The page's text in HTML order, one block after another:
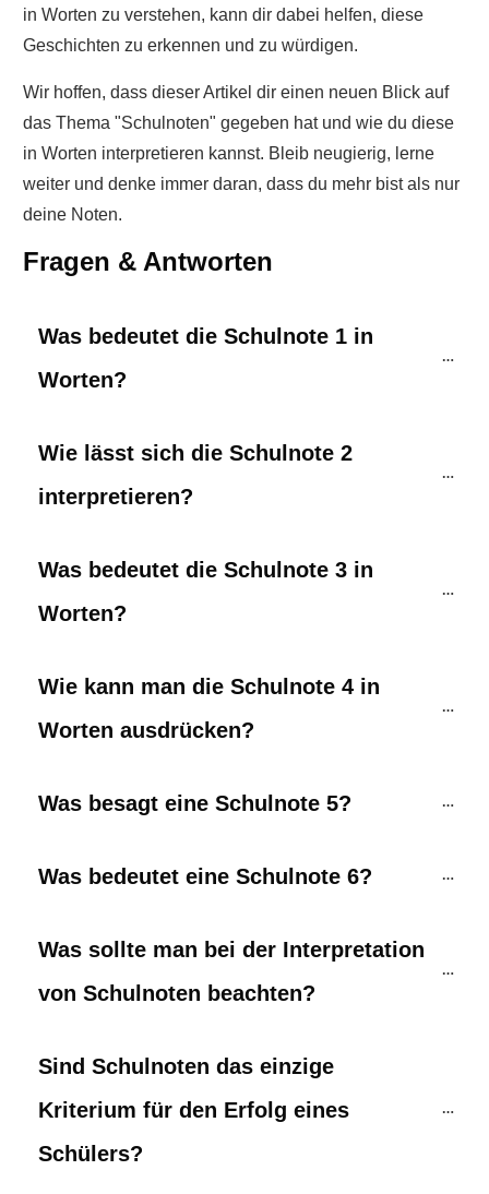
in Worten zu verstehen, kann dir dabei helfen, diese
Geschichten zu erkennen und zu würdigen.
Wir hoffen, dass dieser Artikel dir einen neuen Blick auf
das Thema "Schulnoten" gegeben hat und wie du diese
in Worten interpretieren kannst. Bleib neugierig, lerne
weiter und denke immer daran, dass du mehr bist als nur
deine Noten.
Fragen & Antworten
Was bedeutet die Schulnote 1 in
Worten?
Wie lässt sich die Schulnote 2
interpretieren?
Was bedeutet die Schulnote 3 in
Worten?
Wie kann man die Schulnote 4 in
Worten ausdrücken?
Was besagt eine Schulnote 5?
Was bedeutet eine Schulnote 6?
Was sollte man bei der Interpretation
von Schulnoten beachten?
Sind Schulnoten das einzige
Kriterium für den Erfolg eines
Schülers?